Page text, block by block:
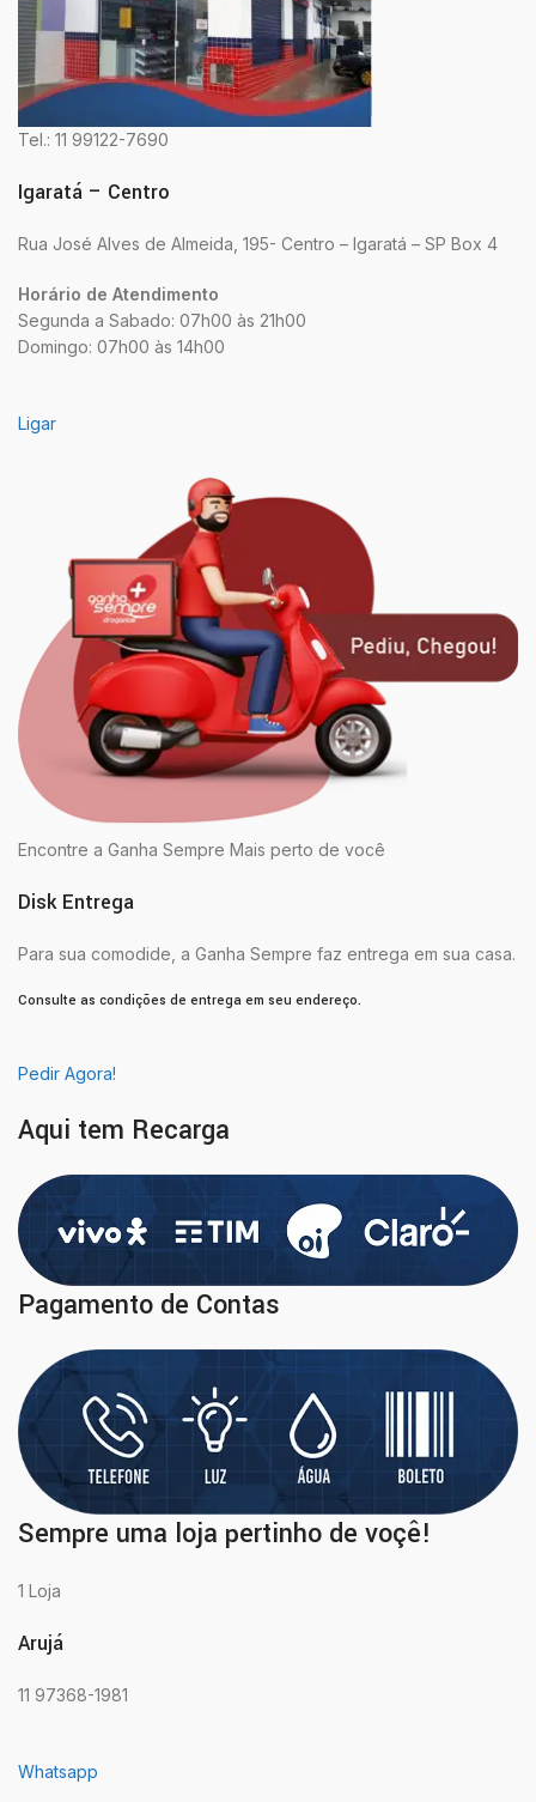
Tel.: 11 99122-7690
Igaratá – Centro
Rua José Alves de Almeida, 195- Centro – Igaratá – SP Box 4
Horário de Atendimento
Segunda a Sabado: 07h00 às 21h00
Domingo: 07h00 às 14h00
Ligar
Encontre a Ganha Sempre Mais perto de você
Disk Entrega
Para sua comodide, a Ganha Sempre faz entrega em sua casa.
Consulte as condições de entrega em seu endereço.
Pedir Agora!
Aqui tem Recarga
Pagamento de Contas
Sempre uma loja pertinho de voçê!
1 Loja
Arujá
11 97368-1981
Whatsapp